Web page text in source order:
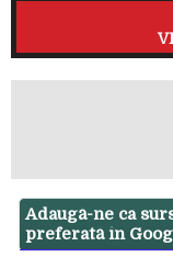
Adaugă-ne ca
preferată în